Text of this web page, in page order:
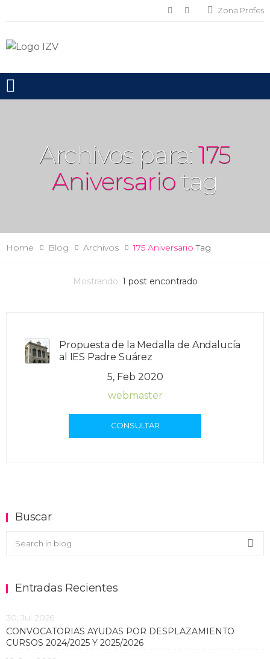
Zona Profes
Toggle mobile menu
Archivos para:175
Aniversario tag
Home Blog Archivos 175 Aniversario Tag
Mostrando: 1 post encontrado
Propuesta de la Medalla de Andalucía
al IES Padre Suárez
5, Feb 2020
webmaster
CONSULTAR
Buscar
Buscar en el blog
Entradas Recientes
30, Jul 2026
CONVOCATORIAS AYUDAS POR DESPLAZAMIENTO
CURSOS 2024/2025 Y 2025/2026